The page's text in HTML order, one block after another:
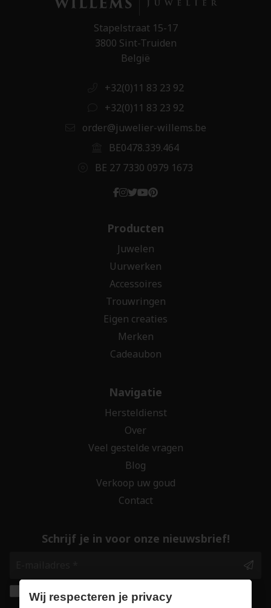
Stapelstraat 15-17
3800 Sint-Truiden
België
+32(0)11 83 23 92
+32(0)11 83 23 92
order@juwelier-willems.be
BE0478.339.464
BE 27 7330 0979 1673
Producten
Juwelen
Uurwerken
Accessoires
Trouwringen
Eigen creaties
Merken
Cadeaubon
Navigatie
Hersteldienst
Over
Veel gestelde vragen
Blog
Verkoop uw goud
Contact
Schrijf je in voor onze nieuwsbrief!
Ik geef de toestemming om mijn gegevens te
Wij respecteren je privacy